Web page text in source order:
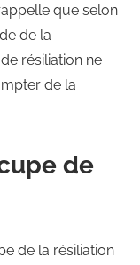
que selon
de la
résiliation ne
de la
de
de la résiliation